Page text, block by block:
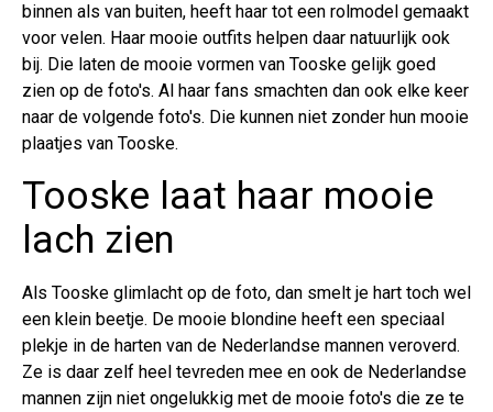
binnen als van buiten, heeft haar tot een rolmodel gemaakt
voor velen. Haar mooie outfits helpen daar natuurlijk ook
bij. Die laten de mooie vormen van Tooske gelijk goed
zien op de foto's. Al haar fans smachten dan ook elke keer
naar de volgende foto's. Die kunnen niet zonder hun mooie
plaatjes van Tooske.
Tooske laat haar mooie
lach zien
Als Tooske glimlacht op de foto, dan smelt je hart toch wel
een klein beetje. De mooie blondine heeft een speciaal
plekje in de harten van de Nederlandse mannen veroverd.
Ze is daar zelf heel tevreden mee en ook de Nederlandse
mannen zijn niet ongelukkig met de mooie foto's die ze te